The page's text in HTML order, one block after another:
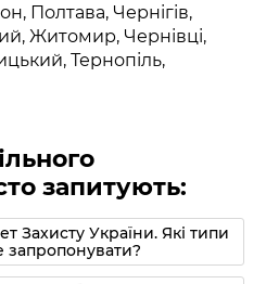
Полтава, Чернігів,
Житомир, Чернівці,
Тернопіль,
запитують:
Захисту України. Які типи